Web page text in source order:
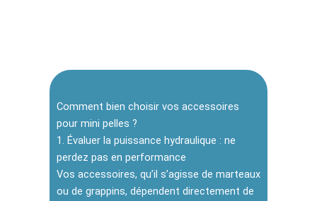
Comment bien choisir vos accessoires
pour mini pelles ?
1. Évaluer la puissance hydraulique : ne
perdez pas en performance
Vos accessoires, qu’il s’agisse de marteaux
ou de grappins, dépendent directement de